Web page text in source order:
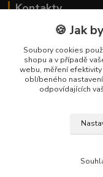
Kontakty
Ing. Michal
+420
(Po-Pá, 10-
🍪 Jak
Soubory cookies
shopu a v případě
webu, měření
oblíbeného
odpovídajících